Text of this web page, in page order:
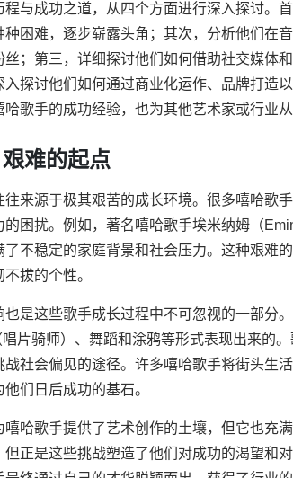
与成功之道，从四个方面进行深入探讨。
困难，逐步崭露头角；其次，分析他们在
；第三，详细探讨他们如何借助社交媒体
入探讨他们如何通过商业化运作、品牌打造
歌手的成功经验，也为其他艺术家或行业
难的起点
往来源于极其艰苦的成长环境。很多嘻哈歌
困扰。例如，著名嘻哈歌手埃米纳姆（
不稳定的家庭背景和社会压力。这种艰难
拔的个性。
也是这些歌手成长过程中不可忽视的一部分
片骑师）、舞蹈和涂鸦等形式表现出来的
社会偏见的途径。许多嘻哈歌手将街头生
们日后成功的基石。
哈歌手提供了艺术创作的土壤，但它也充
正是这些挑战塑造了他们对成功的渴望和